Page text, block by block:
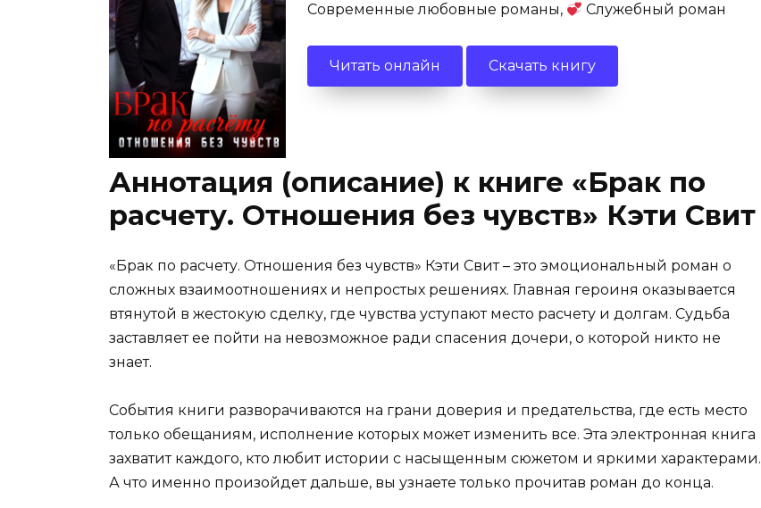
Современные любовные романы,
Служебный роман
Читать онлайн Скачать книгу
Аннотация (описание) к книге «Брак по
расчету. Отношения без чувств» Кэти Свит
«Брак по расчету. Отношения без чувств» Кэти Свит – это эмоциональный роман о
сложных взаимоотношениях и непростых решениях. Главная героиня оказывается
втянутой в жестокую сделку, где чувства уступают место расчету и долгам. Судьба
заставляет ее пойти на невозможное ради спасения дочери, о которой никто не
знает.
События книги разворачиваются на грани доверия и предательства, где есть место
только обещаниям, исполнение которых может изменить все. Эта электронная книга
захватит каждого, кто любит истории с насыщенным сюжетом и яркими характерами.
А что именно произойдет дальше, вы узнаете только прочитав роман до конца.